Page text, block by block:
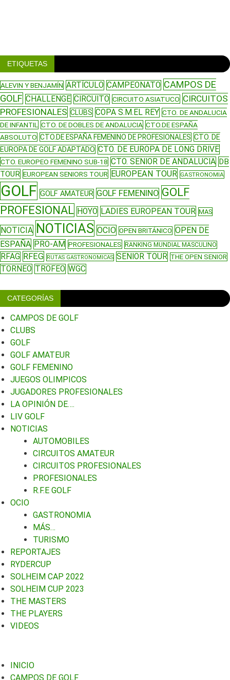
ETIQUETAS
ALEVIN Y BENJAMÍN ARTÍCULO CAMPEONATO CAMPOS DE
GOLF CHALLENGE CIRCUITO CIRCUITO ASIATUCO CIRCUITOS
PROFESIONALES CLUBS COPA S.M.EL REY CTO. DE ANDALUCIA
DE INFANTIL
CTO. DE DOBLES DE ANDALUCIA CTO.DE ESPAÑA
ABSOLUTO CTO.DE ESPAÑA FEMENINO DE PROFESIONALES CTO. DE
EUROPA DE GOLF ADAPTADO CTO. DE EUROPA DE LONG DRIVE
CTO. EUROPEO FEMENINO SUB-18 CTO. SENIOR DE ANDALUCIA DB
TOUR EUROPEAN SENIORS TOUR EUROPEAN TOUR GASTRONOMIA
GOLF GOLF AMATEUR GOLF FEMENINO GOLF
PROFESIONAL HOYO LADIES EUROPEAN TOUR MAS
NOTICIA NOTICIAS OCIO OPEN BRITÁNICO OPEN DE
ESPAÑA PRO-AM PROFESIONALES RANKING MUNDIAL MASCULINO
RFAG RFEG RUTAS GASTRONOMICAS SENIOR TOUR THE OPEN SENIOR
TORNEO TROFEO WGC
CATEGORÍAS
CAMPOS DE GOLF
CLUBS
GOLF
GOLF AMATEUR
GOLF FEMENINO
JUEGOS OLIMPICOS
JUGADORES PROFESIONALES
LA OPINIÓN DE….
LIV GOLF
NOTICIAS
AUTOMOBILES
CIRCUITOS AMATEUR
CIRCUITOS PROFESIONALES
PROFESIONALES
R.F.E GOLF
OCIO
GASTRONOMIA
MÁS…
TURISMO
REPORTAJES
RYDERCUP
SOLHEIM CAP 2022
SOLHEIM CUP 2023
THE MASTERS
THE PLAYERS
VIDEOS
INICIO
CAMPOS DE GOLF